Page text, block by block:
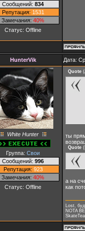
Сообщений: 834
Репутация: 1531
Замечания: 40%
Статус: Offline
HunterVik Дата:
White Hunter
Группа: Свои
Сообщений: 996
Репутация: 923
Замечания: 40%
Статус: Offline
Quote (
ты
Quote (
а на
как
Lost,
NOTA